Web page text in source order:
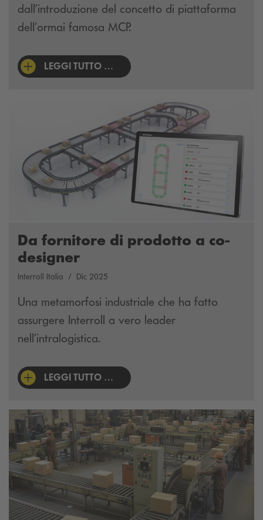
dall’introduzione del concetto di piattaforma
dell’ormai famosa MCP.
LEGGI TUTTO …
Da fornitore di prodotto a co-
designer
Interroll Italia Dic 2025
Una metamorfosi industriale che ha fatto
assurgere Interroll a vero leader
nell’intralogistica.
LEGGI TUTTO …